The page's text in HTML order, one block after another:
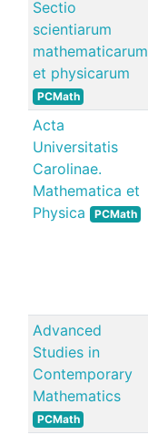
Sectio
scientiarum
mathematicarum
et physicarum
PCMath
Acta
Universitatis
Carolinae.
Mathematica et
Physica
PCMath
Advanced
Studies in
Contemporary
Mathematics
PCMath